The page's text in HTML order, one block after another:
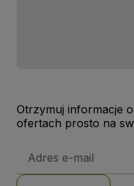
Otrzymuj informacje
ofertach prosto na
e-